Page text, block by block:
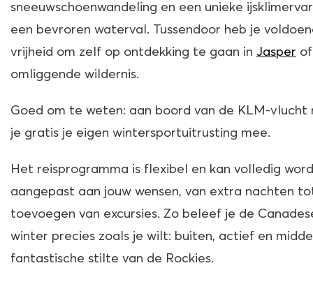
sneeuwschoenwandeling en een unieke
een bevroren waterval. Tussendoor heb je
vrijheid om zelf op ontdekking te gaan in Jasper
omliggende wildernis.
Goed om te weten: aan boord van de KLM-vlucht
je gratis je eigen wintersportuitrusting mee.
Het reisprogramma is flexibel en kan volledig
aangepast aan jouw wensen, van extra nachten
toevoegen van excursies. Zo beleef je de
winter precies zoals je wilt: buiten, actief en
fantastische stilte van de Rockies.